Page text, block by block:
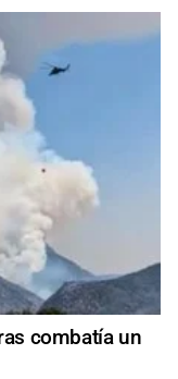
combatía un